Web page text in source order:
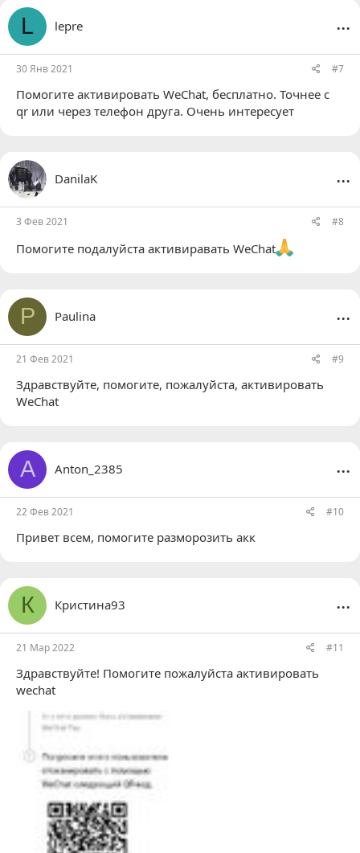
L lepre ...
30 Янв 2021 #7
Помогите активировать WeChat, бесплатно. Точнее с
qr или через телефон друга. Очень интересует
DanilaK ...
3 Фев 2021 #8
Помогите подалуйста активиравать WeChat
P Paulina ...
21 Фев 2021 #9
Здравствуйте, помогите, пожалуйста, активировать
WeChat
A Anton_2385 ...
22 Фев 2021 #10
Привет всем, помогите разморозить акк
К Кристина93 ...
21 Мар 2022 #11
Здравствуйте! Помогите пожалуйста активировать
wechat